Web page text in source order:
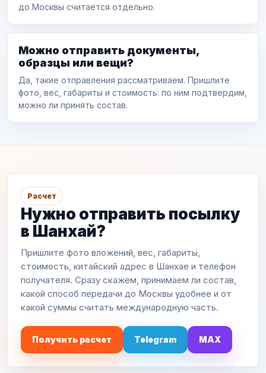
до Москвы считается отдельно.
Можно отправить документы,
образцы или вещи?
Да, такие отправления рассматриваем. Пришлите
фото, вес, габариты и стоимость: по ним подтвердим,
можно ли принять состав.
Расчет
Нужно отправить посылку
в Шанхай?
Пришлите фото вложений, вес, габариты,
стоимость, китайский адрес в Шанхае и телефон
получателя. Сразу скажем, принимаем ли состав,
какой способ передачи до Москвы удобнее и от
какой суммы считать международную часть.
Получить расчет Telegram MAX